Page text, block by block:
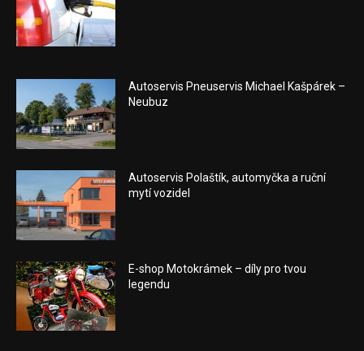
Autoservis Pneuservis Michael Kašpárek –
Neubuz
Autoservis Polaštík, automyčka a ruční
mytí vozidel
E-shop Motokrámek – díly pro tvou
legendu